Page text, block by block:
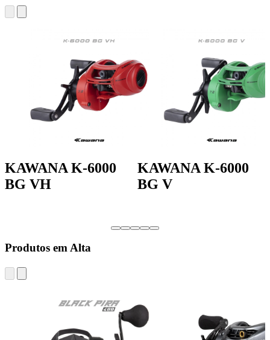
KAWANA K-6000
BG VH
KAWANA K-6000
BG V
Produtos em Alta